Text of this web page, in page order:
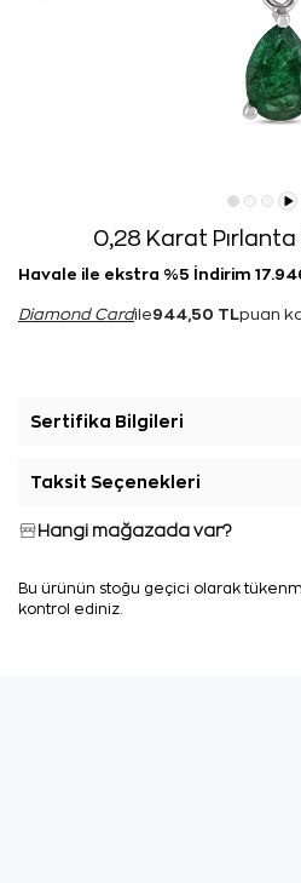
0,28 Karat
Havale ile ekstra %5 İndirim
Diamond Cardile944,50 TL puan
Sertifika Bilgileri
Taksit Seçenekleri
Hangi mağazada var?
Bu ürünün stoğu geçici olarak
kontrol ediniz.